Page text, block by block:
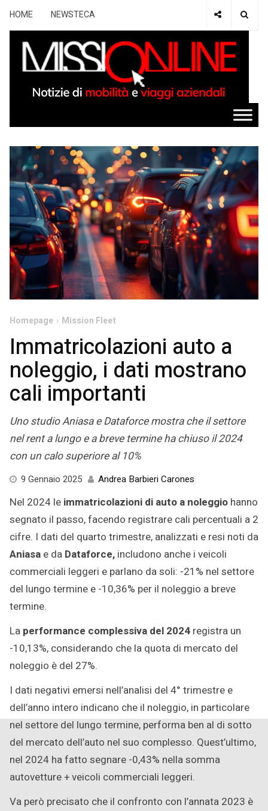
HOME NEWSTECA
Homepage Mission Fleet
Immatricolazioni auto a
noleggio, i dati mostrano
cali importanti
Uno studio Aniasa e Dataforce mostra che il settore
nel rent a lungo e a breve termine ha chiuso il 2024
con un calo superiore al 10%
9 Gennaio 20258
2025
Andrea Barbieri Carones
Nel 2024 le immatricolazioni di auto a noleggio hanno
segnato il passo, facendo registrare cali percentuali a 2
cifre. I dati del quarto trimestre, analizzati e resi noti da
Aniasa e da Dataforce, includono anche i veicoli
commerciali leggeri e parlano da soli: -21% nel settore
del lungo termine e -10,36% per il noleggio a breve
termine.
La performance complessiva del 2024 registra un
-10,13%, considerando che la quota di mercato del
noleggio è del 27%.
I dati negativi emersi nell’analisi del 4° trimestre e
dell’anno intero indicano che il noleggio, in particolare
nel settore del lungo termine, performa ben al di sotto
del mercato dell’auto nel suo complesso. Quest’ultimo,
nel 2024 ha fatto segnare -0,43% nella somma
autovetture + veicoli commerciali leggeri.
Va però precisato che il confronto con l’annata 2023 è